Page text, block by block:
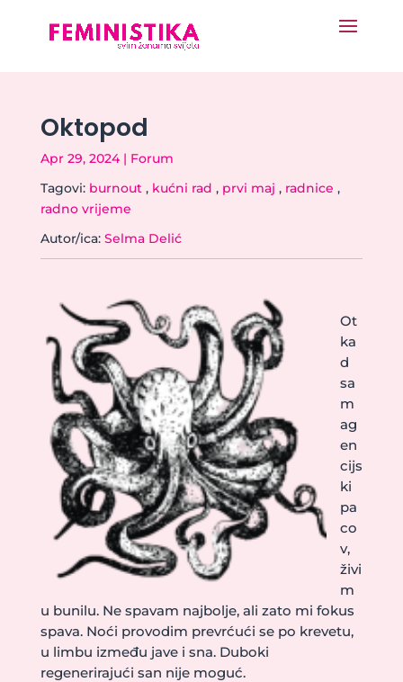
Oktopod
Apr 29, 2024| Forum
Tagovi: burnout, kućni rad , prvi maj , radnice ,
radno vrijeme
Autor/ica: Selma Delić
Ot
ka
d
sa
m
ag
en
cijs
ki
pa
co
v,
živi
m
u bunilu. Ne spavam najbolje, ali zato mi fokus
spava. Noći provodim prevrćući se po krevetu,
u limbu između jave i sna. Duboki
regenerirajući san nije moguć.